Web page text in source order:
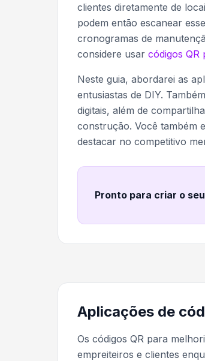
clientes diretamente de
podem então escanear
cronogramas de
considere usar códigos QR
Neste guia, abordarei as
entusiastas de DIY.
digitais, além de
construção. Você também
destacar no competitivo
Pronto para criar o
Aplicações de
Os códigos QR para
empreiteiros e clientes